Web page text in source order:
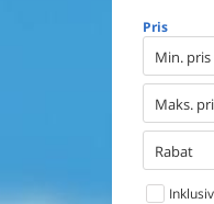
Pris
Min. pris
Maks.
Rabat